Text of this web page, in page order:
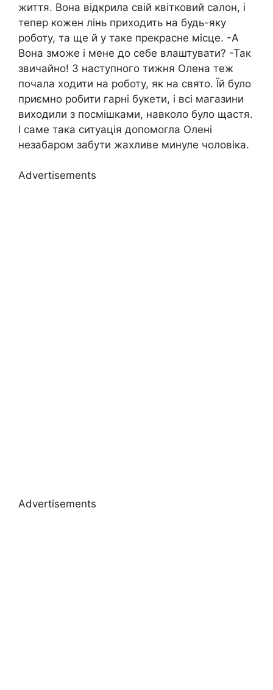
життя. Вона відкрила свій квітковий салон, і
тепер кожен лінь приходить на будь-яку
роботу, та ще й у таке прекрасне місце. -А
Вона зможе і мене до себе влаштувати? -Так
звичайно! З наступного тижня Олена теж
почала ходити на роботу, як на свято. Їй було
приємно робити гарні букети, і всі магазини
виходили з посмішками, навколо було щастя.
І саме така ситуація допомогла Олені
незабаром забути жахливе минуле чоловіка.
Advertisements
Advertisements